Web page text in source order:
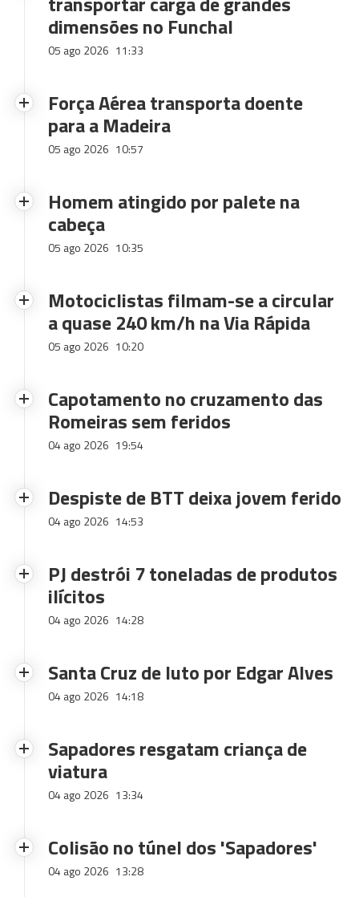
dimensões no Funchal
05 ago 2026 11:33
Força Aérea transporta doente
para a Madeira
05 ago 2026 10:57
Homem atingido por palete na
cabeça
05 ago 2026 10:35
Motociclistas filmam-se a circular
a quase 240 km/h na Via Rápida
05 ago 2026 10:20
Capotamento no cruzamento das
Romeiras sem feridos
04 ago 2026 19:54
Despiste de BTT deixa jovem ferido
04 ago 2026 14:53
PJ destrói 7 toneladas de produtos
ilícitos
04 ago 2026 14:28
Santa Cruz de luto por Edgar Alves
04 ago 2026 14:18
Sapadores resgatam criança de
viatura
04 ago 2026 13:34
Colisão no túnel dos 'Sapadores'
04 ago 2026 13:28